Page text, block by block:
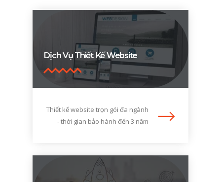
Dịch Vụ Thiết Kế Website
Thiết kế website trọn gói đa ngành
- thời gian bảo hành đến 3 năm